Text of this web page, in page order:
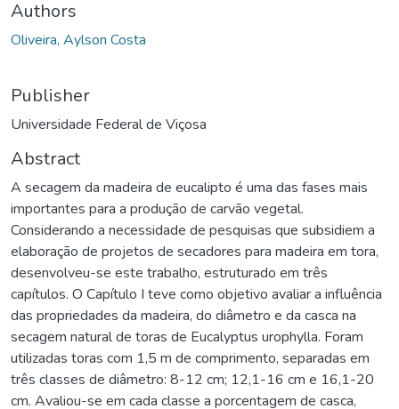
Authors
Oliveira, Aylson Costa
Publisher
Universidade Federal de Viçosa
Abstract
A secagem da madeira de eucalipto é uma das fases mais
importantes para a produção de carvão vegetal.
Considerando a necessidade de pesquisas que subsidiem a
elaboração de projetos de secadores para madeira em tora,
desenvolveu-se este trabalho, estruturado em três
capítulos. O Capítulo I teve como objetivo avaliar a influência
das propriedades da madeira, do diâmetro e da casca na
secagem natural de toras de Eucalyptus urophylla. Foram
utilizadas toras com 1,5 m de comprimento, separadas em
três classes de diâmetro: 8-12 cm; 12,1-16 cm e 16,1-20
cm. Avaliou-se em cada classe a porcentagem de casca,